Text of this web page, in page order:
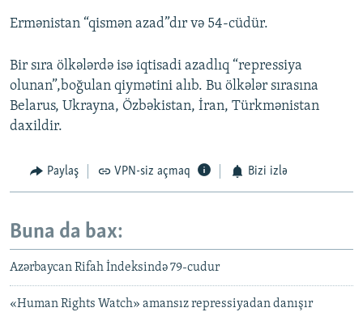
Ermənistan “qismən azad”dır və 54-cüdür.
Bir sıra ölkələrdə isə iqtisadi azadlıq “repressiya
olunan”,boğulan qiymətini alıb. Bu ölkələr sırasına
Belarus, Ukrayna, Özbəkistan, İran, Türkmənistan
daxildir.
Paylaş VPN-siz açmaq Bizi izlə
Buna da bax:
Azərbaycan Rifah İndeksində 79-cudur
«Human Rights Watch» amansız repressiyadan danışır